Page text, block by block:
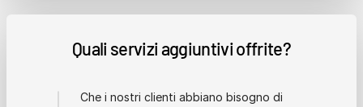
Quali servizi aggiuntivi offrite?
Che i nostri clienti abbiano bisogno di